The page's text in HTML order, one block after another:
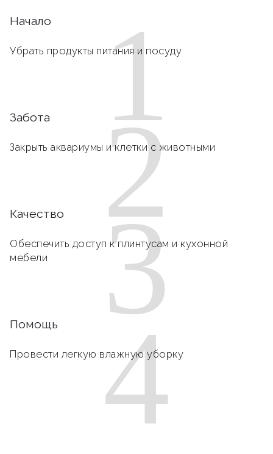
1
Начало
Убрать продукты питания и посуду
2
Забота
Закрыть аквариумы и клетки с животными
3
Качество
Обеспечить доступ к плинтусам и кухонной
мебели
4
Помощь
Провести легкую влажную уборку